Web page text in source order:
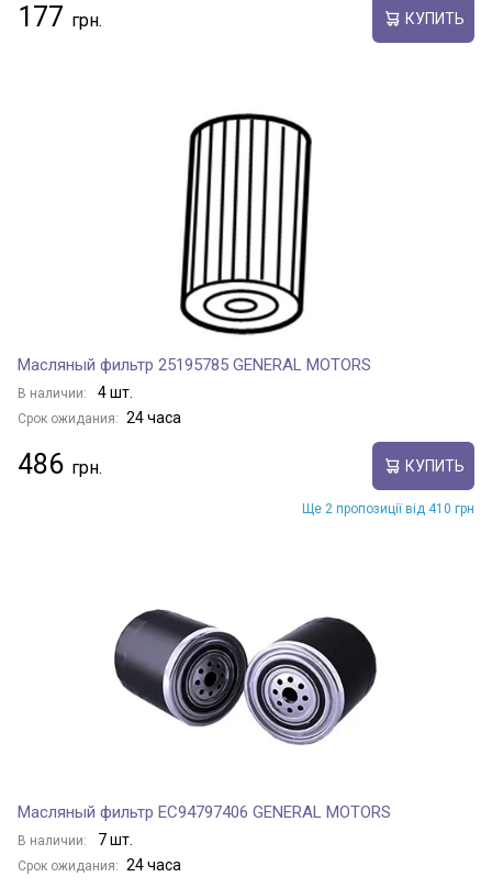
177 КУПИТЬ
Масляный фильтр 25195785 GENERAL MOTORS
В наличии: 4 шт.
Срок ожидания: 24 часа
486 КУПИТЬ
Ще 2 пропозиції від 410 грн
Масляный фильтр EC94797406 GENERAL MOTORS
В наличии: 7 шт.
Срок ожидания: 24 часа